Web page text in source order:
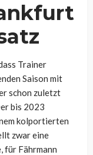
Trainer
Saison mit
schon zuletzt
bis 2023
kolportierten
zwar eine
für Fährmann